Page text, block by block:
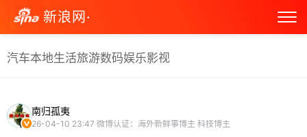
新浪网·
汽车本地生活旅游数码娱乐影视
南归孤夷
26-04-10 23:47 微博认证：海外新鲜事博主 科技博主